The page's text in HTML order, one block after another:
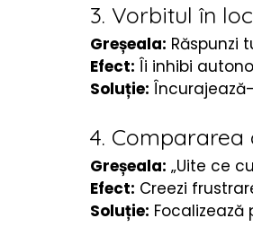
3. Vorbitul în
Greșeala: Răspunzi
Efect: Îi inhibi
Soluție:
4. Compararea
Greșeala: „Uite ce
Efect: Creezi
Soluție: Focalizează